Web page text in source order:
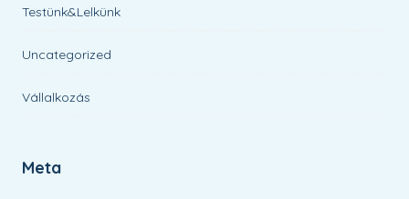
Testünk&Lelkünk
Uncategorized
Vállalkozás
Meta